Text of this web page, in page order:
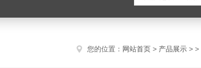
您的位置： 网站首页 > 产品展示 > >